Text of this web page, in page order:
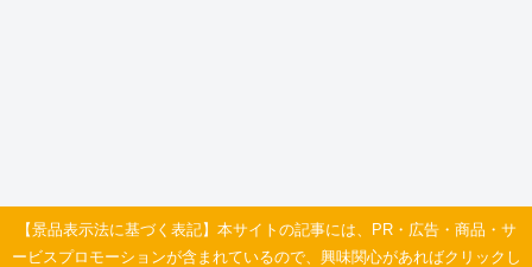
【景品表示法に基づく表記】本サイトの記事には、PR・広告・商品・サ
ービスプロモーションが含まれているので、興味関心があればクリックし